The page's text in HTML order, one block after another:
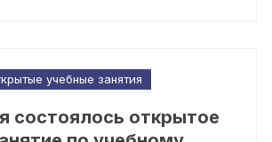
учебные занятия
состоялось открытое